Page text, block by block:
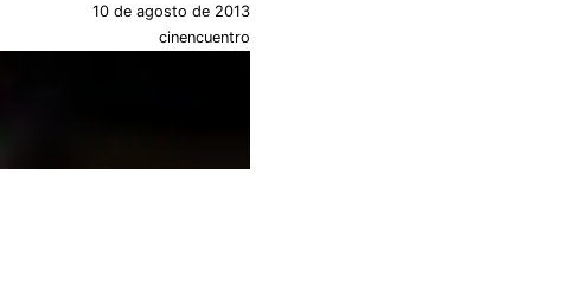
10 de agosto de 2013
cinencuentro